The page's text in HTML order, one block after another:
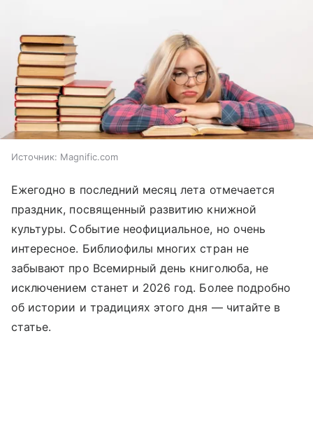
Источник: Magnific.com
Ежегодно в последний месяц лета отмечается
праздник, посвященный развитию книжной
культуры. Событие неофициальное, но очень
интересное. Библиофилы многих стран не
забывают про Всемирный день книголюба, не
исключением станет и 2026 год. Более подробно
об истории и традициях этого дня — читайте в
статье.